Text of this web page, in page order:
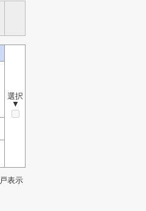
選択
▼
戸表示